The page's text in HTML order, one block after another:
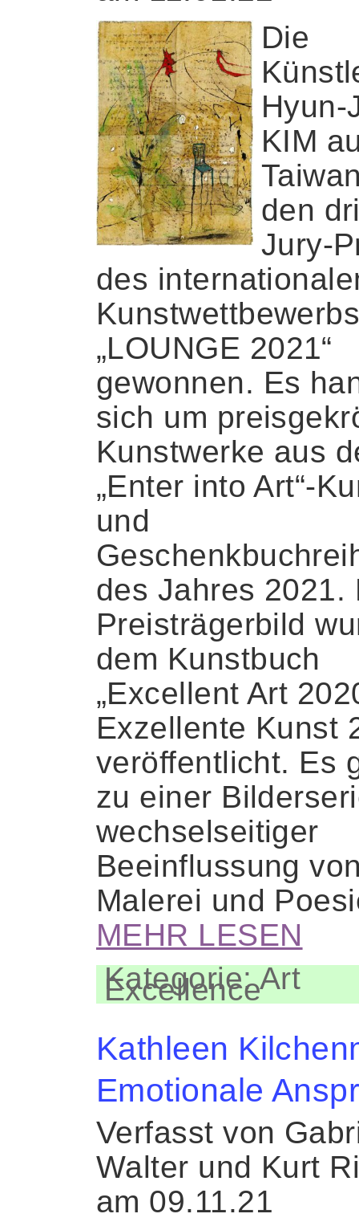
Die
Hyun-
KIM
den
Jury-
des
„LOUNGE 2021“
gewonnen. Es
sich um
Kunstwerke aus
„Enter into Art“-
und
des Jahres 2021.
Preisträgerbild
dem Kunstbuch
„Excellent Art
Exzellente Kunst
veröffentlicht. Es
zu einer
wechselseitiger
Beeinflussung
Malerei und
MEHR LESEN
Kategorie: Art
Excellence
Kathleen
Emotionale
Verfasst von
Walter und Kurt
am 09.11.21